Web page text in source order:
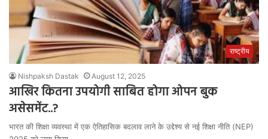
राष्ट्रीय
Nishpaksh Dastak August 12, 2025
आखिर कितना उपयोगी साबित होगा ओपन बुक
असेसमेंट..?
भारत की शिक्षा व्यवस्था में एक ऐतिहासिक बदलाव लाने के उद्देश्य से नई शिक्षा नीति (NEP)